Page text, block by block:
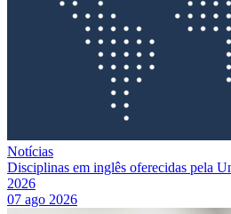
Notícias
Disciplinas em inglês oferecidas pela
2026
07 ago 2026